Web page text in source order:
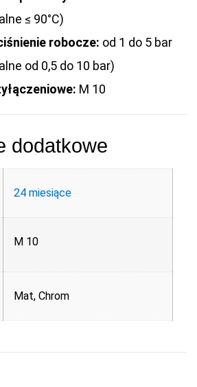
≤ 90°C)
robocze: od 1 do 5 bar
od 0,5 do 10 bar)
M 10
dodatkowe
24 miesiące
M 10
Mat, Chrom